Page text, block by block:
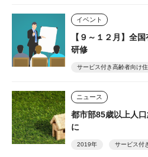
イベント
【９～１２月】全
研修
サービス付き高齢者向け
ニュース
都市部85歳以上人
に
2019年 サービス付